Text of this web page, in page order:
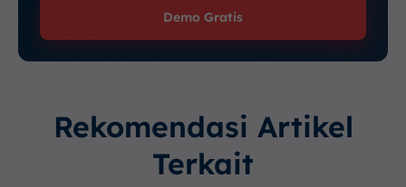
Demo Gratis
Rekomendasi Artikel
Terkait